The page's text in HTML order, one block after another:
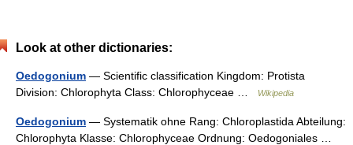
Look at other dictionaries:
Oedogonium — Scientific classification Kingdom: Protista
Division: Chlorophyta Class: Chlorophyceae …
Wikipedia
Oedogonium — Systematik ohne Rang: Chloroplastida Abteilung:
Chlorophyta Klasse: Chlorophyceae Ordnung: Oedogoniales …